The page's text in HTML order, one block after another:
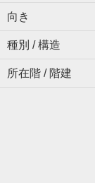
向き
種別 / 構造
所在階 / 階建